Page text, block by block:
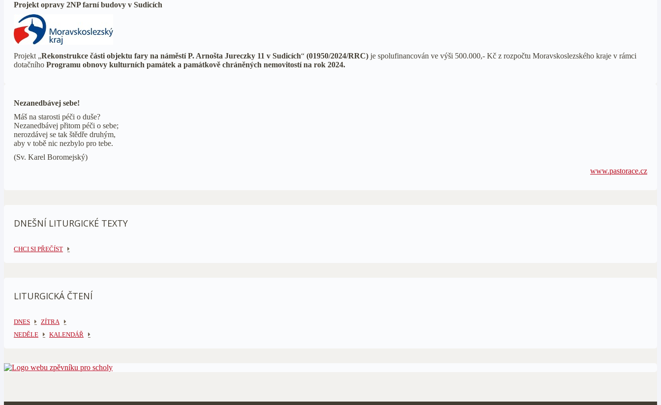
Projekt opravy 2NP farní budovy v Sudicích
Projekt „Rekonstrukce části objektu fary na náměstí P. Arnošta Jureczky 11 v Sudicích“ (01950/2024/RRC) je spolufinancován ve výši 500.000,- Kč z rozpočtu Moravskoslezského kraje v rámci
dotačního Programu obnovy kulturních památek a památkově chráněných nemovitostí na rok 2024.
Nezanedbávej sebe!
Máš na starosti péči o duše?
Nezanedbávej přitom péči o sebe;
nerozdávej se tak štědře druhým,
aby v tobě nic nezbylo pro tebe.
(Sv. Karel Boromejský)
www.pastorace.cz
DNEŠNÍ LITURGICKÉ TEXTY
CHCI SI PŘEČÍST
LITURGICKÁ ČTENÍ
DNES
ZÍTRA
NEDĚLE
KALENDÁŘ